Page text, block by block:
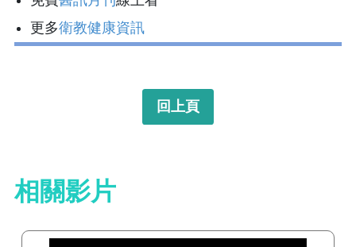
更多衛教健康資訊
回上頁
相關影片